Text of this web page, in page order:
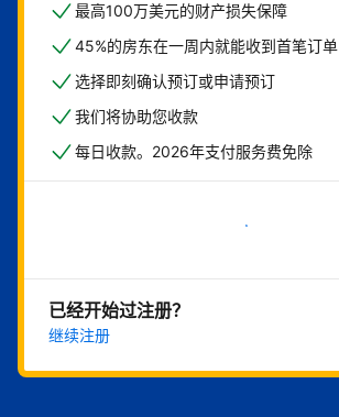
最高100万美元的财产损失保障
45%的房东在一周内就能收到首笔订单
选择即刻确认预订或申请预订
我们将协助您收款
每日收款。2026年支付服务费免除
立即开始
已经开始过注册？
继续注册